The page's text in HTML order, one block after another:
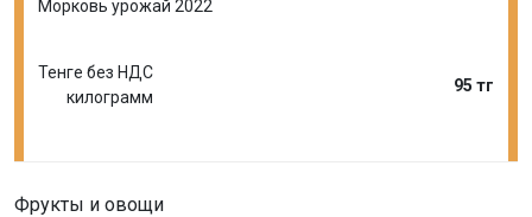
Морковь урожай 2022
Тенге без НДС
килограмм
95 тг
Фрукты и овощи